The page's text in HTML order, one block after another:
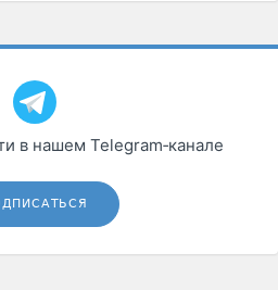
в нашем Telegram‑канале